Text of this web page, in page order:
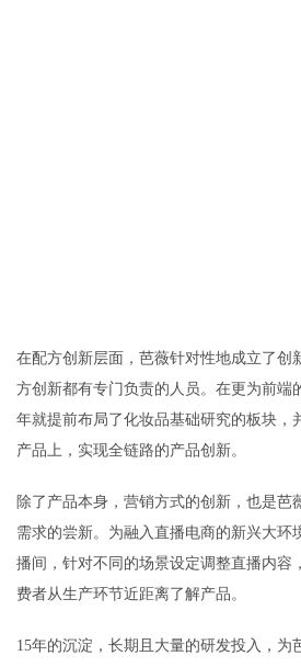
在配方创新层面，芭薇针对性地成立了创
方创新都有专门负责的人员。在更为前端
年就提前布局了化妆品基础研究的板块，
产品上，实现全链路的产品创新。
除了产品本身，营销方式的创新，也是芭
需求的尝新。为融入直播电商的新兴大环
播间，针对不同的场景设定调整直播内容
费者从生产环节近距离了解产品。
15年的沉淀，长期且大量的研发投入，为